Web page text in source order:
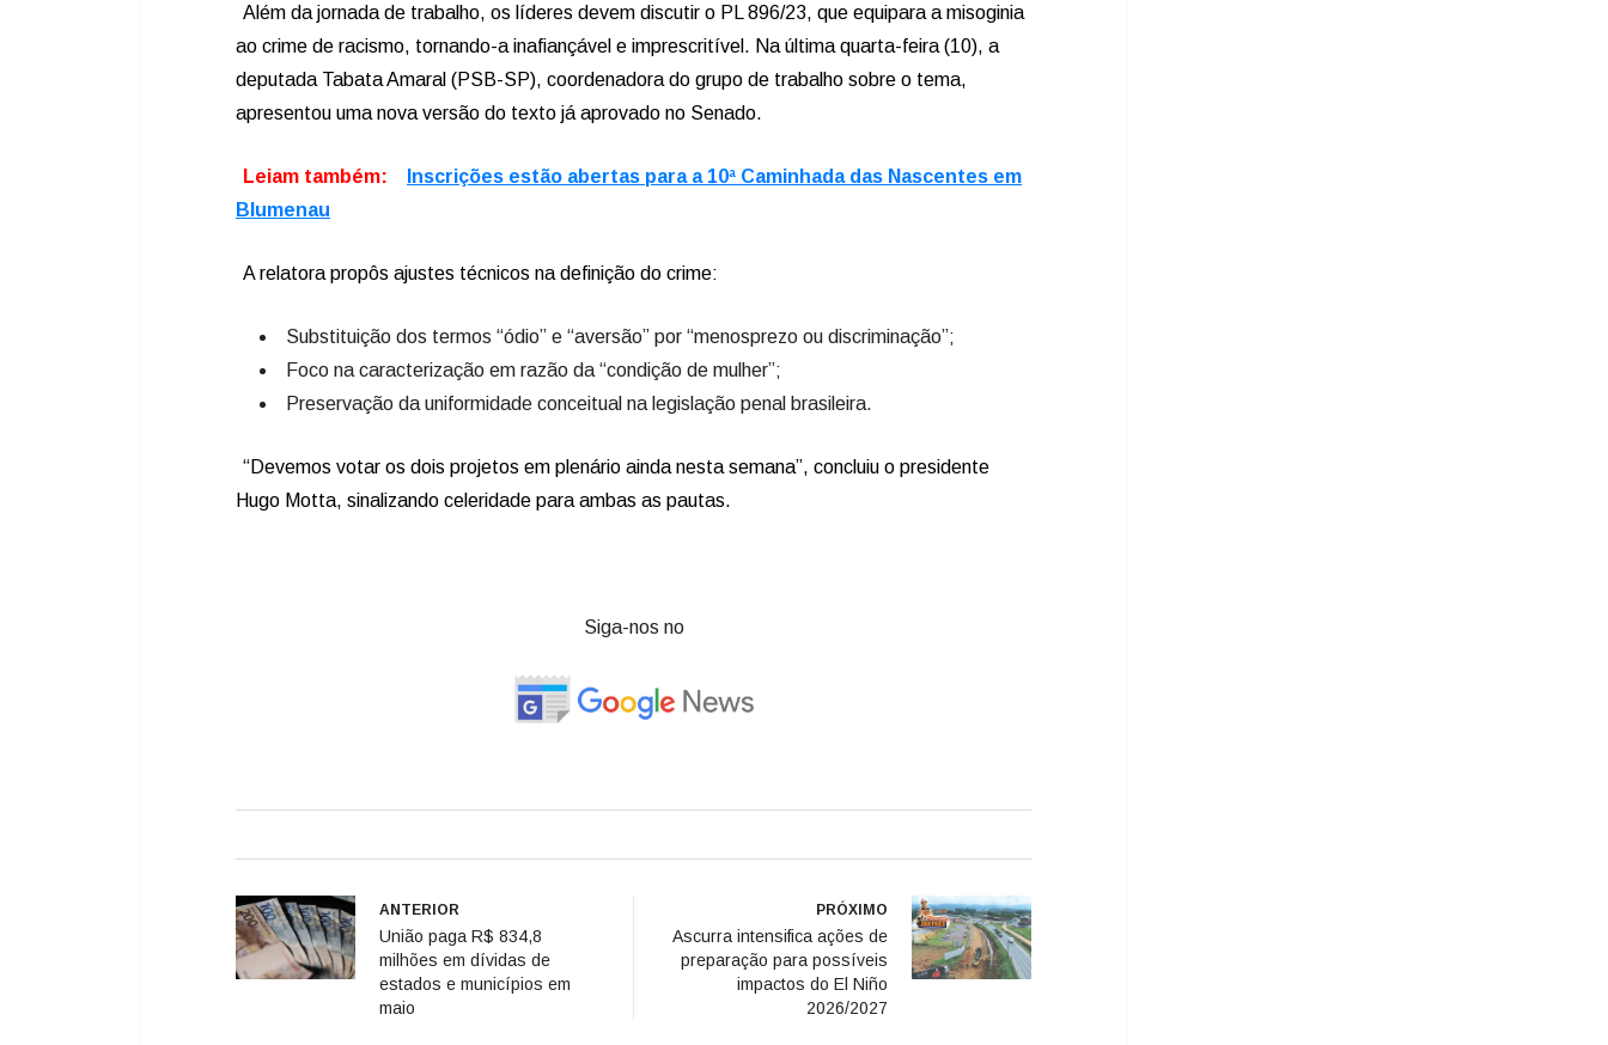
Além da jornada de trabalho, os líderes devem discutir o PL 896/23, que equipara a misoginia
ao crime de racismo, tornando-a inafiançável e imprescritível. Na última quarta-feira (10), a
deputada Tabata Amaral (PSB-SP), coordenadora do grupo de trabalho sobre o tema,
apresentou uma nova versão do texto já aprovado no Senado.
Leiam também:
Inscrições estão abertas para a 10ª Caminhada das Nascentes em
Blumenau
A relatora propôs ajustes técnicos na definição do crime:
Substituição dos termos “ódio” e “aversão” por “menosprezo ou discriminação”;
Foco na caracterização em razão da “condição de mulher”;
Preservação da uniformidade conceitual na legislação penal brasileira.
“Devemos votar os dois projetos em plenário ainda nesta semana”, concluiu o presidente
Hugo Motta, sinalizando celeridade para ambas as pautas.
Siga-nos no
ANTERIOR
União paga R$ 834,8
milhões em dívidas de
estados e municípios em
maio
PRÓXIMO
Ascurra intensifica ações de
preparação para possíveis
impactos do El Niño
2026/2027